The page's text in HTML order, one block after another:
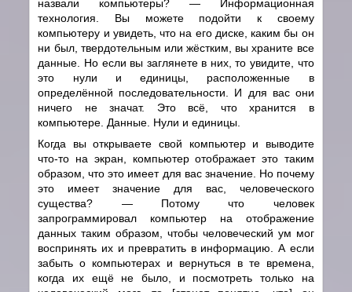
назвали компьютеры? —Информационная
технология. Вы можете подойти к своему
компьютеру и увидеть, что на его диске, каким бы он
ни был, твердотельным или жёстким, вы храните все
данные. Но если вы заглянете в них, то увидите, что
это нули и единицы, расположенные в
определённой последовательности. И для вас они
ничего не значат. Это всё, что хранится в
компьютере. Данные. Нули и единицы.
Когда вы открываете свой компьютер и выводите
что-то на экран, компьютер отображает это таким
образом, что это имеет для вас значение. Но почему
это имеет значение для вас, человеческого
существа? —Потому что человек
запрограммировал компьютер на отображение
данных таким образом, чтобы человеческий ум мог
воспринять их и превратить в информацию. А если
забыть о компьютерах и вернуться в те времена,
когда их ещё не было, и посмотреть только на